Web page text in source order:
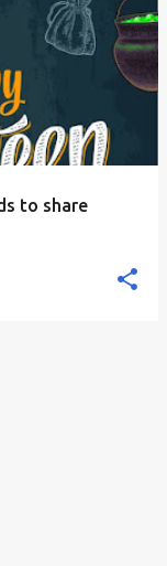
to share